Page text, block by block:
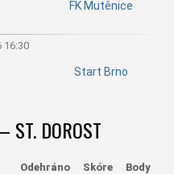
FK Mutěnice
16:30
Start Brno
ST. DOROST
Odehráno Skóre Body